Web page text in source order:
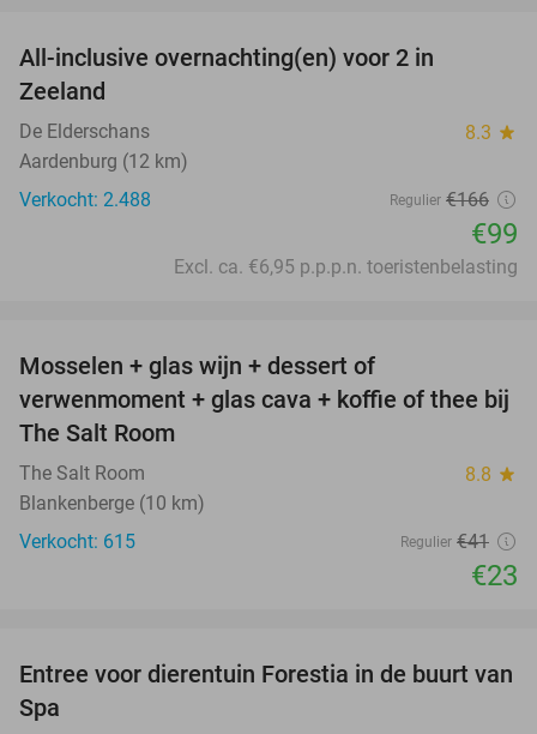
All-inclusive overnachting(en) voor 2 in
Zeeland
De Elderschans 8.3 star
Aardenburg (12 km)
Verkocht: 2.488
Regulier €166
€99
Excl. ca. €6,95 p.p.p.n. toeristenbelasting
Mosselen + glas wijn + dessert of
verwenmoment + glas cava + koffie of thee bij
The Salt Room
The Salt Room 8.8 star
Blankenberge (10 km)
Verkocht: 615
Regulier €41
€23
15%
Entree voor dierentuin Forestia in de buurt van
Spa